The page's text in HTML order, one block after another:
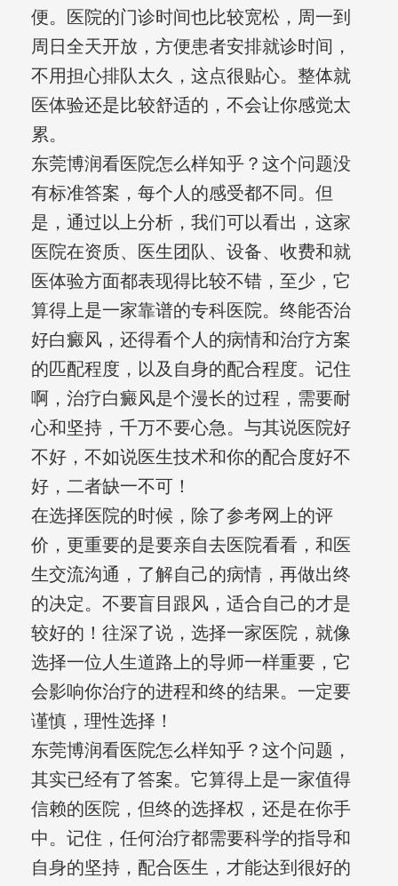
便。医院的门诊时间也比较宽松，周一到
周日全天开放，方便患者安排就诊时间，
不用担心排队太久，这点很贴心。整体就
医体验还是比较舒适的，不会让你感觉太
累。
东莞博润看医院怎么样知乎？这个问题没
有标准答案，每个人的感受都不同。但
是，通过以上分析，我们可以看出，这家
医院在资质、医生团队、设备、收费和就
医体验方面都表现得比较不错，至少，它
算得上是一家靠谱的专科医院。终能否治
好白癜风，还得看个人的病情和治疗方案
的匹配程度，以及自身的配合程度。记住
啊，治疗白癜风是个漫长的过程，需要耐
心和坚持，千万不要心急。与其说医院好
不好，不如说医生技术和你的配合度好不
好，二者缺一不可！
在选择医院的时候，除了参考网上的评
价，更重要的是要亲自去医院看看，和医
生交流沟通，了解自己的病情，再做出终
的决定。不要盲目跟风，适合自己的才是
较好的！往深了说，选择一家医院，就像
选择一位人生道路上的导师一样重要，它
会影响你治疗的进程和终的结果。一定要
谨慎，理性选择！
东莞博润看医院怎么样知乎？这个问题，
其实已经有了答案。它算得上是一家值得
信赖的医院，但终的选择权，还是在你手
中。记住，任何治疗都需要科学的指导和
自身的坚持，配合医生，才能达到很好的